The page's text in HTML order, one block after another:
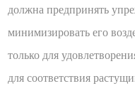
должна предпринять
минимизировать его
только для
для соответствия